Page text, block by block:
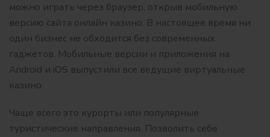
можно играть через браузер, открыв мобильную
версию сайта онлайн казино. В настоящее время ни
один бизнес не обходится без современных
гаджетов. Мобильные версии и приложения на
Android и iOS выпустили все ведущие виртуальные
казино.
Чаще всего это курорты или популярные
туристические направления. Позволить себе